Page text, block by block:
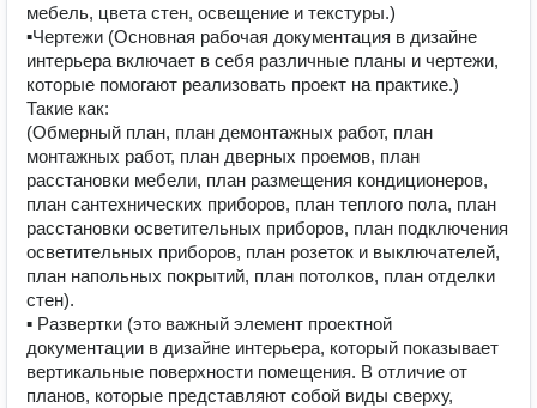
мебель, цвета стен, освещение и текстуры.)
▪Чертежи (Основная рабочая документация в дизайне
интерьера включает в себя различные планы и чертежи,
которые помогают реализовать проект на практике.)
Такие как:
(Обмерный план, план демонтажных работ, план
монтажных работ, план дверных проемов, план
расстановки мебели, план размещения кондиционеров,
план сантехнических приборов, план теплого пола, план
расстановки осветительных приборов, план подключения
осветительных приборов, план розеток и выключателей,
план напольных покрытий, план потолков, план отделки
стен).
▪ Развертки (это важный элемент проектной
документации в дизайне интерьера, который показывает
вертикальные поверхности помещения. В отличие от
планов, которые представляют собой виды сверху,